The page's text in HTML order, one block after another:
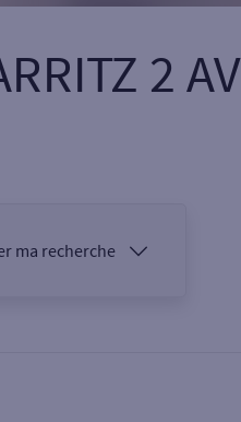
2 AV
ma recherche